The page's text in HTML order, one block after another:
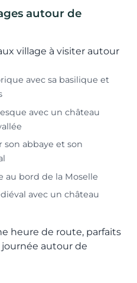
autour de
village à visiter autour
avec sa basilique et
avec un château
son abbaye et son
au bord de la Moselle
avec un château
heure de route, parfaits
journée autour de